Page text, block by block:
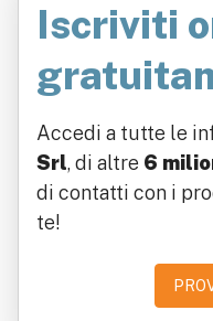
Iscriviti
Accedi a tutte le
Srl, di altre 6
di contatti con i
te!